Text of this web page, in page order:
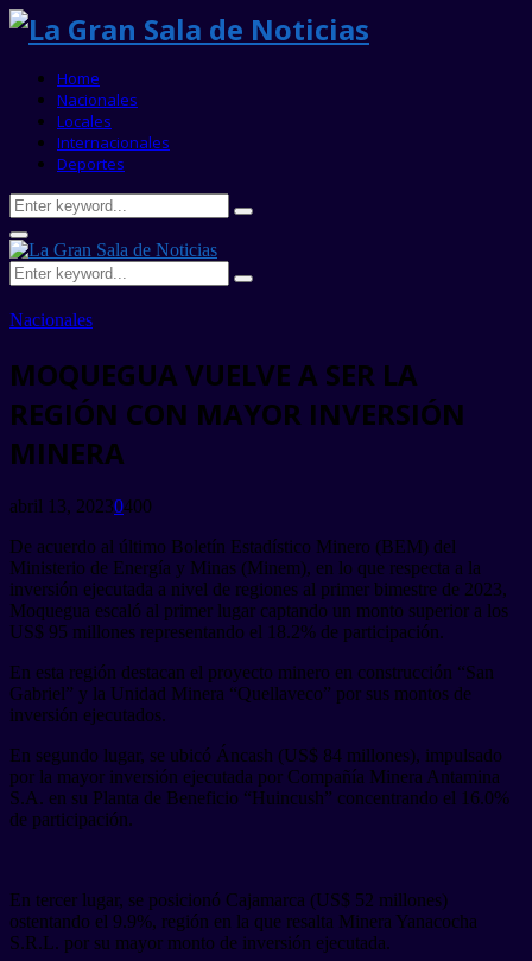
Home
Nacionales
Locales
Internacionales
Deportes
Search
for:
Search
Primary
Menu
Search
for:
Search
Nacionales
MOQUEGUA VUELVE A SER LA
REGIÓN CON MAYOR INVERSIÓN
MINERA
abril 13, 20230400
De acuerdo al último Boletín Estadístico Minero (BEM) del
Ministerio de Energía y Minas (Minem), en lo que respecta a la
inversión ejecutada a nivel de regiones al primer bimestre de 2023,
Moquegua escaló al primer lugar captando un monto superior a los
US$ 95 millones representando el 18.2% de participación.
En esta región destacan el proyecto minero en construcción “San
Gabriel” y la Unidad Minera “Quellaveco” por sus montos de
inversión ejecutados.
En segundo lugar, se ubicó Áncash (US$ 84 millones), impulsado
por la mayor inversión ejecutada por Compañía Minera Antamina
S.A. en su Planta de Beneficio “Huincush” concentrando el 16.0%
de participación.
En tercer lugar, se posicionó Cajamarca (US$ 52 millones)
ostentando el 9.9%, región en la que resalta Minera Yanacocha
S.R.L. por su mayor monto de inversión ejecutada.